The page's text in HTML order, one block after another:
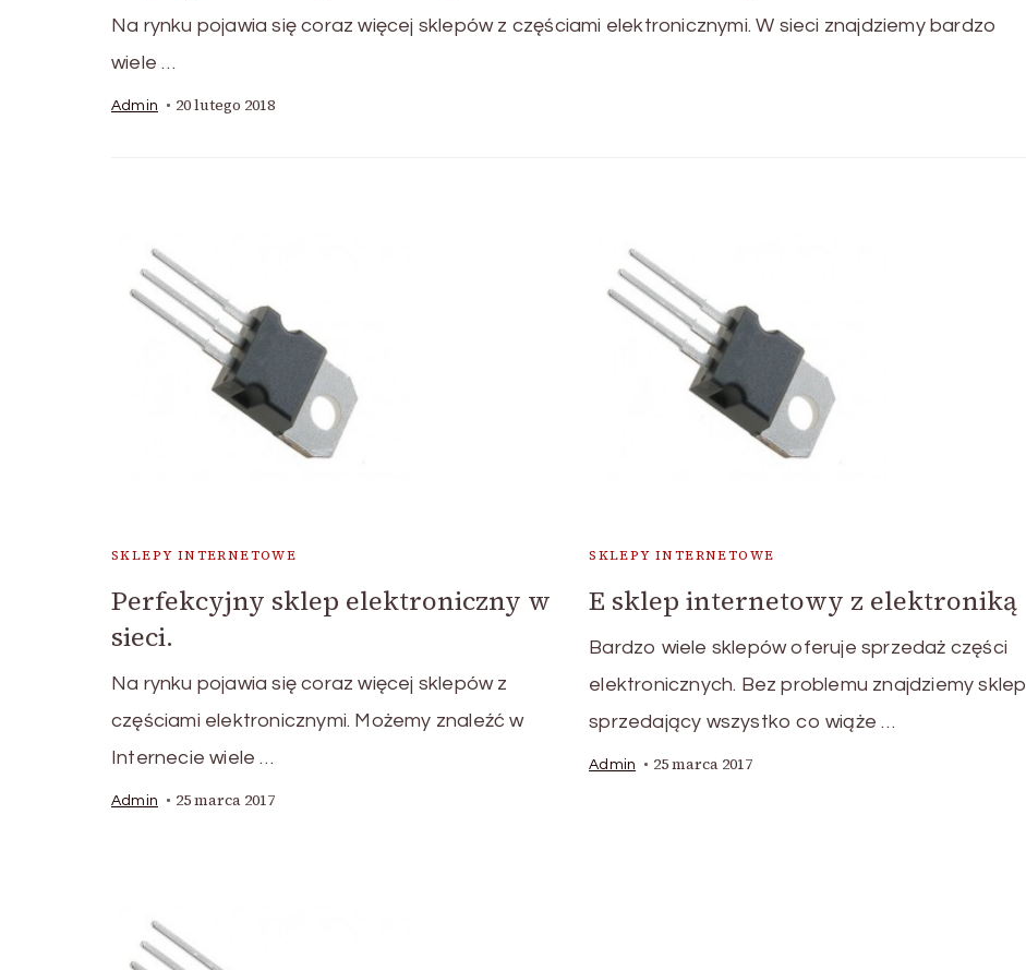
Na rynku pojawia się coraz więcej sklepów z częściami elektronicznymi. W sieci znajdziemy bardzo
wiele …
Admin 20 lutego 2018
SKLEPY INTERNETOWE
Perfekcyjny sklep elektroniczny w
sieci.
Na rynku pojawia się coraz więcej sklepów z
częściami elektronicznymi. Możemy znaleźć w
Internecie wiele …
Admin 25 marca 2017
SKLEPY INTERNETOWE
E sklep internetowy z elektroniką
Bardzo wiele sklepów oferuje sprzedaż części
elektronicznych. Bez problemu znajdziemy sklep
sprzedający wszystko co wiąże …
Admin 25 marca 2017